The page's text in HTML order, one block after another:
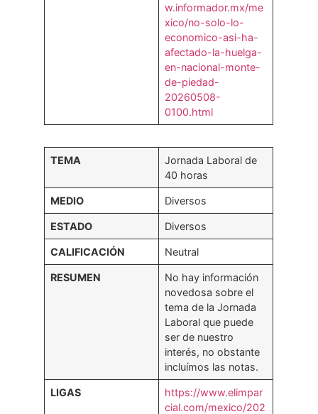
w.informador.mx/me
xico/no-solo-lo-
economico-asi-ha-
afectado-la-huelga-
en-nacional-monte-
de-piedad-
20260508-
0100.html
TEMA
Jornada Laboral de
40 horas
MEDIO Diversos
ESTADO Diversos
CALIFICACIÓN Neutral
RESUMEN
No hay información
novedosa sobre el
tema de la Jornada
Laboral que puede
ser de nuestro
interés, no obstante
incluímos las notas.
LIGAS
https://www.elimpar
cial.com/mexico/202